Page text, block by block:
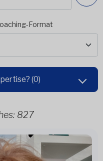
Format
(0)
827